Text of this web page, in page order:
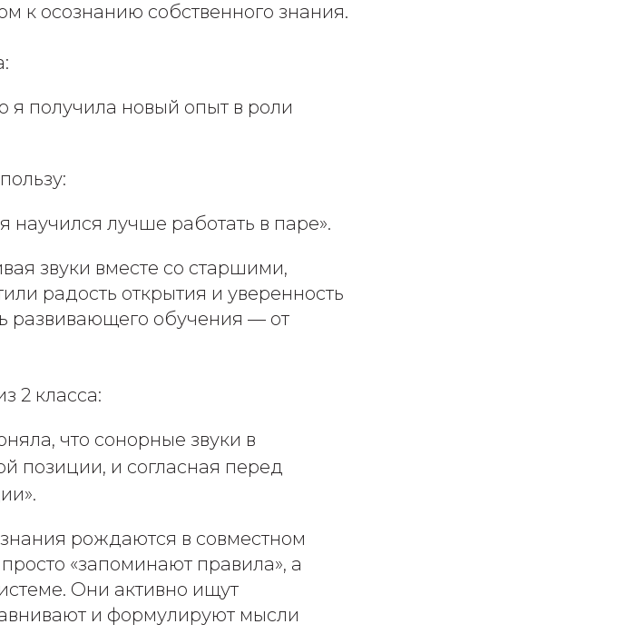
к осознанию собственного знания.
я получила новый опыт в роли
научился лучше работать в паре».
звуки вместе со старшими,
радость открытия и уверенность
развивающего обучения — от
2 класса:
что сонорные звуки в
позиции, и согласная перед
рождаются в совместном
«запоминают правила», а
Они активно ищут
и формулируют мысли